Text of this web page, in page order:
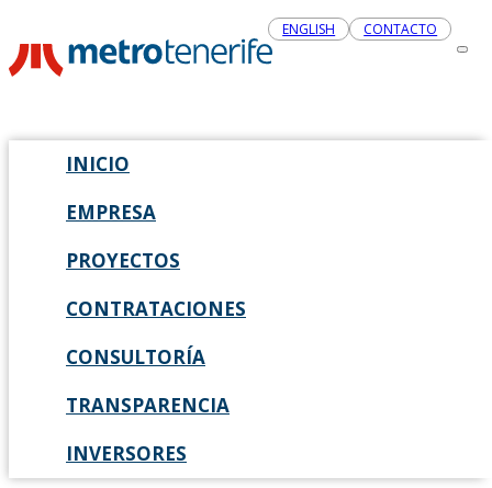
ENGLISH CONTACTO
INICIO
EMPRESA
PROYECTOS
CONTRATACIONES
CONSULTORÍA
TRANSPARENCIA
INVERSORES